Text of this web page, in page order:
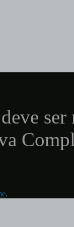
ser
.